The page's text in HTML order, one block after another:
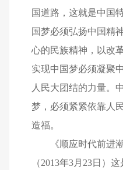
国道路，这就是中国
国梦必须弘扬中国精
心的民族精神，以改
实现中国梦必须凝聚
人民大团结的力量。
梦，必须紧紧依靠人
造福。
《顺应时代前进
（2013年3月23日）